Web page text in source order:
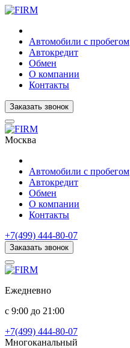
Автомобили с пробегом
Автокредит
Обмен
О компании
Контакты
Заказать звонок
Москва
Автомобили с пробегом
Автокредит
Обмен
О компании
Контакты
+7(499) 444-80-07
Заказать звонок
Ежедневно
с 9:00 до 21:00
+7(499) 444-80-07
Многоканальный